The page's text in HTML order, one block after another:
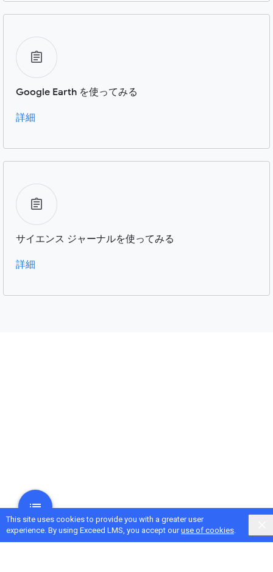
This site uses cookies to provide you with a greater user
experience. By using Exceed LMS, you accept ouruse of cookies.
Google Earth を使ってみる
詳細
サイエンス ジャーナルを使ってみる
詳細